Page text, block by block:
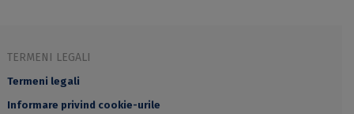
TERMENI LEGALI
Termeni legali
Informare privind cookie-urile